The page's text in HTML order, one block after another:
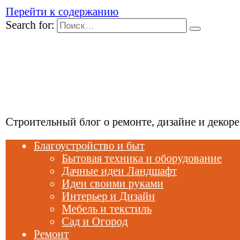
Перейти к содержанию
Search for:
Строительный блог о ремонте, дизайне и декоре
Благоустройство и быт
Бытовая техника и оборудование
Дачные идеи Ландшафт
Идеи своими руками
Интерьер и Дизайн
Мебель и текстиль
Сад и Огород
Ремонт